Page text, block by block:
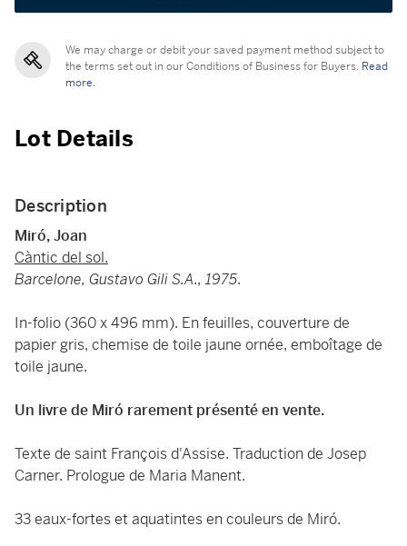
We may charge or debit your saved payment method subject to
the terms set out in our Conditions of Business for Buyers. Read
more.
Lot Details
Description
Miró, Joan
Càntic del sol.
Barcelone, Gustavo Gili S.A., 1975.
In-folio (360 x 496 mm). En feuilles, couverture de
papier gris, chemise de toile jaune ornée, emboîtage de
toile jaune.
Un livre de Miró rarement présenté en vente.
Texte de saint François d'Assise. Traduction de Josep
Carner. Prologue de Maria Manent.
33 eaux-fortes et aquatintes en couleurs de Miró.